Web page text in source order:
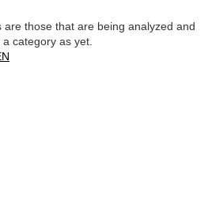
those that are being analyzed and
category as yet.